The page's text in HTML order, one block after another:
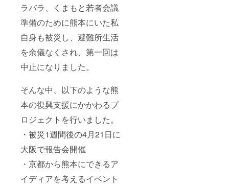
ラバラ、くまもと若者会議
準備のために熊本にいた私
自身も被災し、避難所生活
を余儀なくされ、第一回は
中止になりました。
そんな中、以下のような熊
本の復興支援にかかわるプ
ロジェクトを行いました。
・被災1週間後の4月21日に
大阪で報告会開催
・京都から熊本にできるア
イディアを考えるイベント